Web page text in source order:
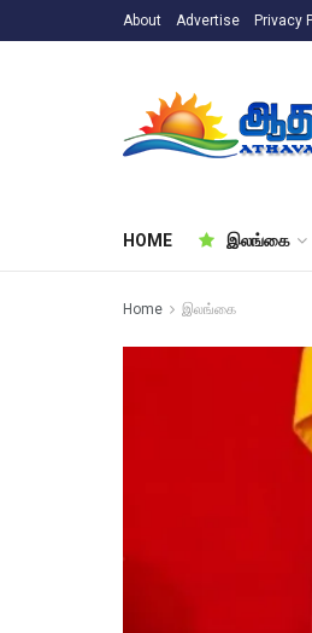
About Advertise Privacy
HOME இலங்கை
Home இலங்கை